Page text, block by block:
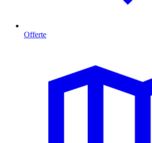
Offerte